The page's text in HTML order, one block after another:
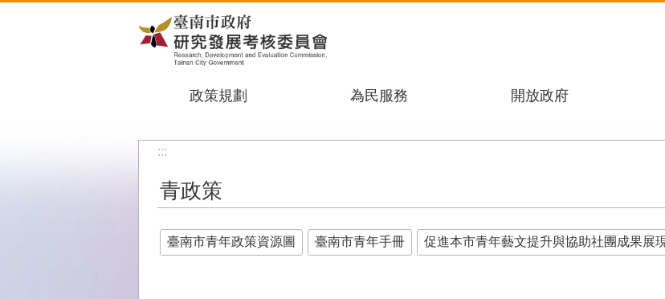
政策規劃 為民服務 開放政府
:::
青政策
臺南市青年政策資源圖 臺南市青年手冊 促進本市青年藝文提升與協助社團成果展